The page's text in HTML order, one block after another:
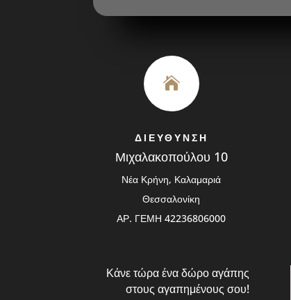

ΔΙΕΥΘΥΝΣΗ
Μιχαλακοπούλου 10
Νέα Κρήνη, Καλαμαριά
Θεσσαλονίκη
ΑΡ. ΓΕΜΗ 42236806000
Κάνε τώρα ένα δώρο αγάπης
στους αγαπημένους σου!